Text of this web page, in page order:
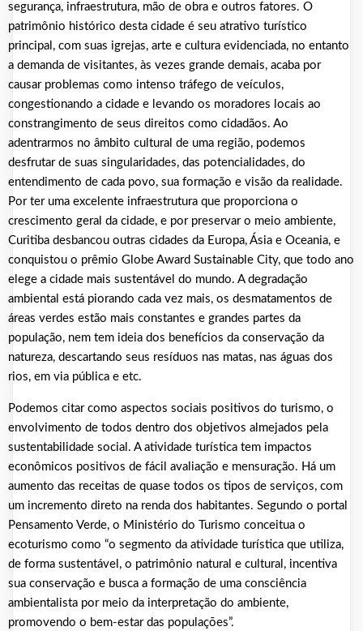
segurança, infraestrutura, mão de obra e outros fatores. O
patrimônio histórico desta cidade é seu atrativo turístico
principal, com suas igrejas, arte e cultura evidenciada, no entanto
a demanda de visitantes, às vezes grande demais, acaba por
causar problemas como intenso tráfego de veículos,
congestionando a cidade e levando os moradores locais ao
constrangimento de seus direitos como cidadãos. Ao
adentrarmos no âmbito cultural de uma região, podemos
desfrutar de suas singularidades, das potencialidades, do
entendimento de cada povo, sua formação e visão da realidade.
Por ter uma excelente infraestrutura que proporciona o
crescimento geral da cidade, e por preservar o meio ambiente,
Curitiba desbancou outras cidades da Europa, Ásia e Oceania, e
conquistou o prêmio Globe Award Sustainable City, que todo ano
elege a cidade mais sustentável do mundo. A degradação
ambiental está piorando cada vez mais, os desmatamentos de
áreas verdes estão mais constantes e grandes partes da
população, nem tem ideia dos benefícios da conservação da
natureza, descartando seus resíduos nas matas, nas águas dos
rios, em via pública e etc.
Podemos citar como aspectos sociais positivos do turismo, o
envolvimento de todos dentro dos objetivos almejados pela
sustentabilidade social. A atividade turística tem impactos
econômicos positivos de fácil avaliação e mensuração. Há um
aumento das receitas de quase todos os tipos de serviços, com
um incremento direto na renda dos habitantes. Segundo o portal
Pensamento Verde, o Ministério do Turismo conceitua o
ecoturismo como “o segmento da atividade turística que utiliza,
de forma sustentável, o patrimônio natural e cultural, incentiva
sua conservação e busca a formação de uma consciência
ambientalista por meio da interpretação do ambiente,
promovendo o bem-estar das populações”.